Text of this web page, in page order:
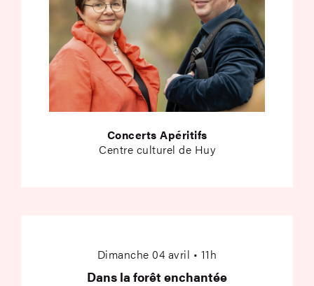
Concerts Apéritifs
Centre culturel de Huy
Dimanche 04 avril • 11h
Dans la forêt enchantée